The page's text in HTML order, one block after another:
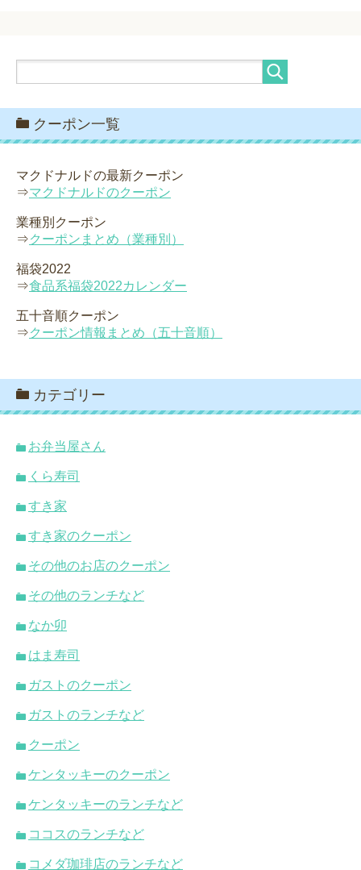
クーポン一覧
マクドナルドの最新クーポン
⇒マクドナルドのクーポン
業種別クーポン
⇒クーポンまとめ（業種別）
福袋2022
⇒食品系福袋2022カレンダー
五十音順クーポン
⇒クーポン情報まとめ（五十音順）
カテゴリー
お弁当屋さん
くら寿司
すき家
すき家のクーポン
その他のお店のクーポン
その他のランチなど
なか卯
はま寿司
ガストのクーポン
ガストのランチなど
クーポン
ケンタッキーのクーポン
ケンタッキーのランチなど
ココスのランチなど
コメダ珈琲店のランチなど